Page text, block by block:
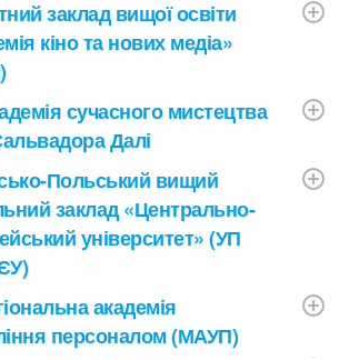
заклад вищої освіти
кіно та нових медіа»
сучасного мистецтва
Далі
Польський вищий
заклад «Центрально-
університет» (УП
академія
персоналом (МАУП)